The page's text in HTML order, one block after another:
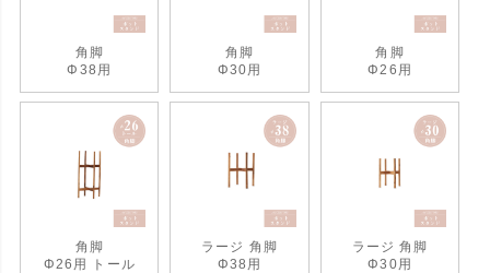
角脚
Φ38用
角脚
Φ30用
角脚
Φ26用
角脚
Φ26用 トール
ラージ 角脚
Φ38用
ラージ 角脚
Φ30用